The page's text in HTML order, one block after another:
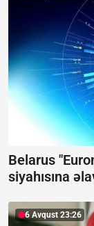
Belarus
siyahısına
6 Avqust 23:26